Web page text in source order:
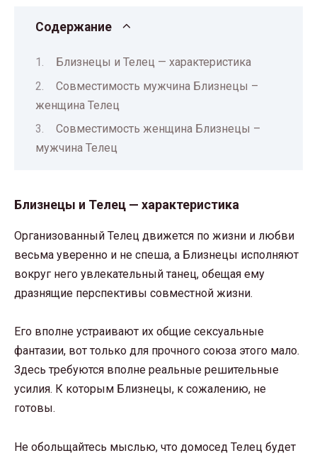
Содержание
Близнецы и Телец — характеристика
Совместимость мужчина Близнецы –
женщина Телец
Совместимость женщина Близнецы –
мужчина Телец
Близнецы и Телец — характеристика
Организованный Телец движется по жизни и любви
весьма уверенно и не спеша, а Близнецы исполняют
вокруг него увлекательный танец, обещая ему
дразнящие перспективы совместной жизни.
Его вполне устраивают их общие сексуальные
фантазии, вот только для прочного союза этого мало.
Здесь требуются вполне реальные решительные
усилия. К которым Близнецы, к сожалению, не
готовы.
Не обольщайтесь мыслью, что домосед Телец будет